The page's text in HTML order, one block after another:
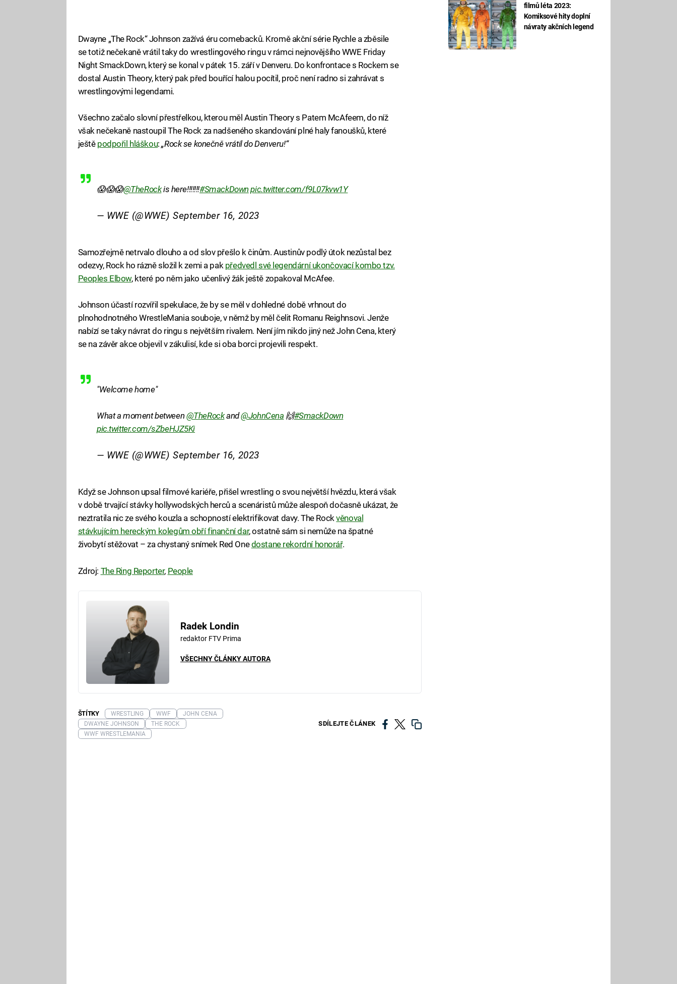
filmů léta 2023:
Komiksové hity doplní
návraty akčních legend
Dwayne „The Rock“ Johnson zažívá éru comebacků. Kromě akční série Rychle a zběsile
se totiž nečekaně vrátil taky do wrestlingového ringu v rámci nejnovějšího WWE Friday
Night SmackDown, který se konal v pátek 15. září v Denveru. Do konfrontace s Rockem se
dostal Austin Theory, který pak před bouřící halou pocítil, proč není radno si zahrávat s
wrestlingovými legendami.
Všechno začalo slovní přestřelkou, kterou měl Austin Theory s Patem McAfeem, do níž
však nečekaně nastoupil The Rock za nadšeného skandování plné haly fanoušků, které
ještě podpořil hláškou: „Rock se konečně vrátil do Denveru!“
😱😱😱@TheRockis here!!!!!!!#SmackDown pic.twitter.com/f9L07kvw1Y
— WWE (@WWE)September 16, 2023
Samozřejmě netrvalo dlouho a od slov přešlo k činům. Austinův podlý útok nezůstal bez
odezvy, Rock ho rázně složil k zemi a pak předvedl své legendární ukončovací kombo tzv.
Peoples Elbow, které po něm jako učenlivý žák ještě zopakoval McAfee.
Johnson účastí rozvířil spekulace, že by se měl v dohledné době vrhnout do
plnohodnotného WrestleMania souboje, v němž by měl čelit Romanu Reighnsovi. Jenže
nabízí se taky návrat do ringu s největším rivalem. Není jím nikdo jiný než John Cena, který
se na závěr akce objevil v zákulisí, kde si oba borci projevili respekt.
"Welcome home"
What a moment between @TheRockand@JohnCena 🙌#SmackDown
pic.twitter.com/sZbeHJZ5Ki
— WWE (@WWE)September 16, 2023
Když se Johnson upsal filmové kariéře, přišel wrestling o svou největší hvězdu, která však
v době trvající stávky hollywodských herců a scenáristů může alespoň dočasně ukázat, že
neztratila nic ze svého kouzla a schopností elektrifikovat davy. The Rockvěnoval
stávkujícím hereckým kolegům obří finanční dar, ostatně sám si nemůže na špatné
živobytí stěžovat – za chystaný snímek Red Onedostane rekordní honorář.
Zdroj: The Ring Reporter, People
Radek Londin
redaktor FTV Prima
VŠECHNY ČLÁNKY AUTORA
SDÍLEJTE ČLÁNEK
ŠTÍTKY WRESTLING WWF
JOHN CENA
DWAYNE JOHNSON
THE ROCK
WWF WRESTLEMANIA